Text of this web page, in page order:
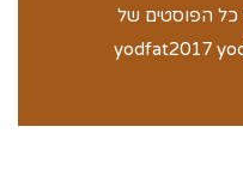
כל הפוסטים של
yodfat2017